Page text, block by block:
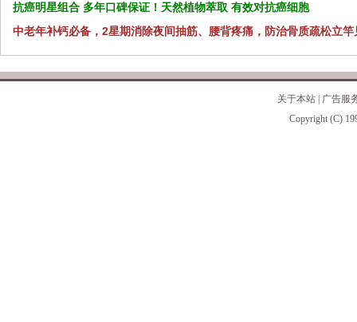
抗癌明星组合 多年口碑保证！天然植物萃取 有效对抗癌细胞
中老年补钙必备，2星期消除夜间抽筋、腰背疼痛，防治骨质疏松立竿
关于本站
广告服
Copyright (C)